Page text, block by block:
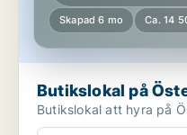
Skapad 6 mo Ca. 14
Butikslokal på
Butikslokal att hyra på